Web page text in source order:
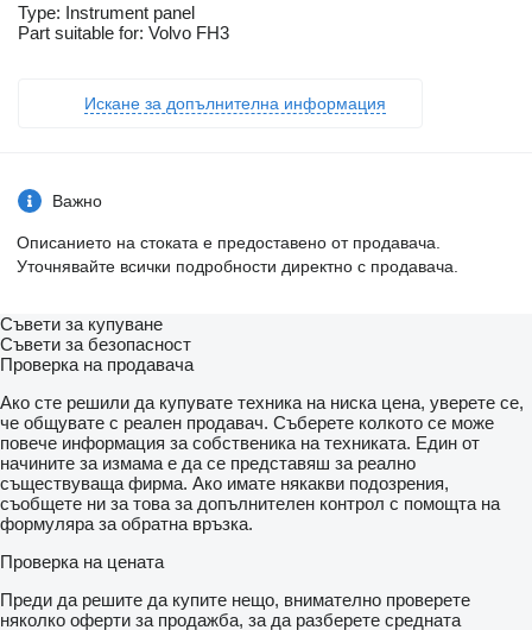
Type: Instrument panel
Part suitable for: Volvo FH3
Искане за допълнителна информация
Важно
Описанието на стоката е предоставено от продавача.
Уточнявайте всички подробности директно с продавача.
Съвети за купуване
Съвети за безопасност
Проверка на продавача
Ако сте решили да купувате техника на ниска цена, уверете се,
че общувате с реален продавач. Съберете колкото се може
повече информация за собственика на техниката. Един от
начините за измама е да се представяш за реално
съществуваща фирма. Ако имате някакви подозрения,
съобщете ни за това за допълнителен контрол с помощта на
формуляра за обратна връзка.
Проверка на цената
Преди да решите да купите нещо, внимателно проверете
няколко оферти за продажба, за да разберете средната